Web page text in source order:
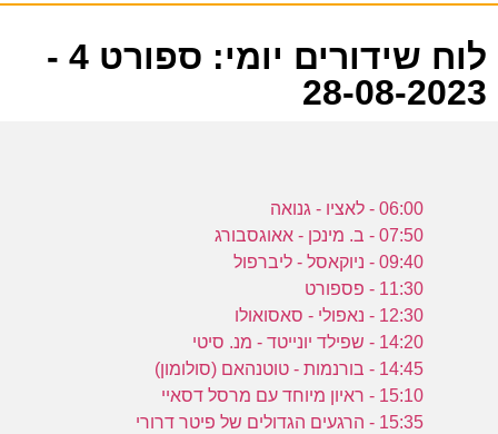
לוח שידורים יומי: ספורט 4 -
28-08-2023
06:00 - לאציו - גנואה
07:50 - ב. מינכן - אאוגסבורג
09:40 - ניוקאסל - ליברפול
11:30 - פספורט
12:30 - נאפולי - סאסואולו
14:20 - שפילד יונייטד - מנ. סיטי
14:45 - בורנמות - טוטנהאם (סולומון)
15:10 - ראיון מיוחד עם מרסל דסאיי
15:35 - הרגעים הגדולים של פיטר דרורי